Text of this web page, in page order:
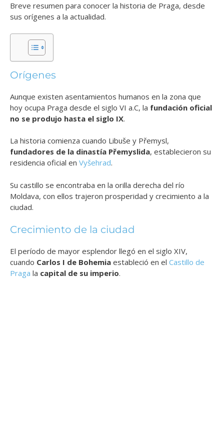
Breve resumen para conocer la historia de Praga, desde
sus orígenes a la actualidad.
Orígenes
Aunque existen asentamientos humanos en la zona que
hoy ocupa Praga desde el siglo VI a.C, la fundación oficial
no se produjo hasta el siglo IX.
La historia comienza cuando Libuše y Přemysl,
fundadores de la dinastía Přemyslida, establecieron su
residencia oficial en Vyšehrad.
Su castillo se encontraba en la orilla derecha del río
Moldava, con ellos trajeron prosperidad y crecimiento a la
ciudad.
Crecimiento de la ciudad
El período de mayor esplendor llegó en el siglo XIV,
cuando Carlos I de Bohemia estableció en el Castillo de
Praga la capital de su imperio.